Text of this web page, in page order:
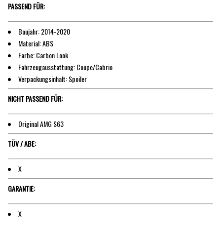
PASSEND FÜR:
Baujahr: 2014-2020
Material: ABS
Farbe: Carbon Look
Fahrzeugausstattung: Coupe/Cabrio
Verpackungsinhalt: Spoiler
NICHT PASSEND FÜR:
Original AMG S63
TÜV / ABE:
X
GARANTIE:
X